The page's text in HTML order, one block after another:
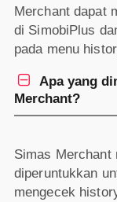
Merchant dapat
di SimobiPlus
pada menu

Apa yang
Merchant?
Simas Merchant
diperuntukkan
mengecek